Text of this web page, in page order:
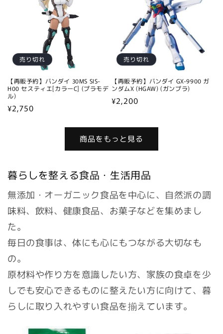
売り切れ
【再販予約】バンダイ 30MS SIS-
H00 セスティエ[カラーC] (プラモデ
ル)
通
¥2,750
売り切れ
【再販予約】バンダイ GX-9900 ガ
ンダムX (HGAW) (ガンプラ)
通
価
格
¥2,200
商品をもっと見る
暮らしを整える食品・生活用品
無添加・オーガニック食品を中心に、自然派の調
味料、飲料、健康食品、お菓子などを集めまし
た。
毎日の食事は、体にも心にもつながる大切なも
の。
原材料や作り方を意識したい方、家族の食卓を少
しでも安心できるものに整えたい方に向けて、暮
らしに取り入れやすい食品を揃えています。